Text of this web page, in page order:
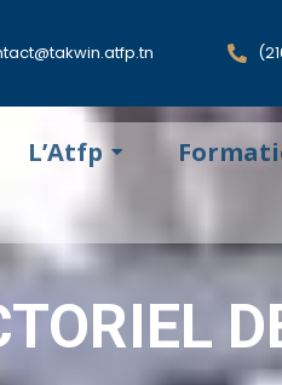
L’Atfp